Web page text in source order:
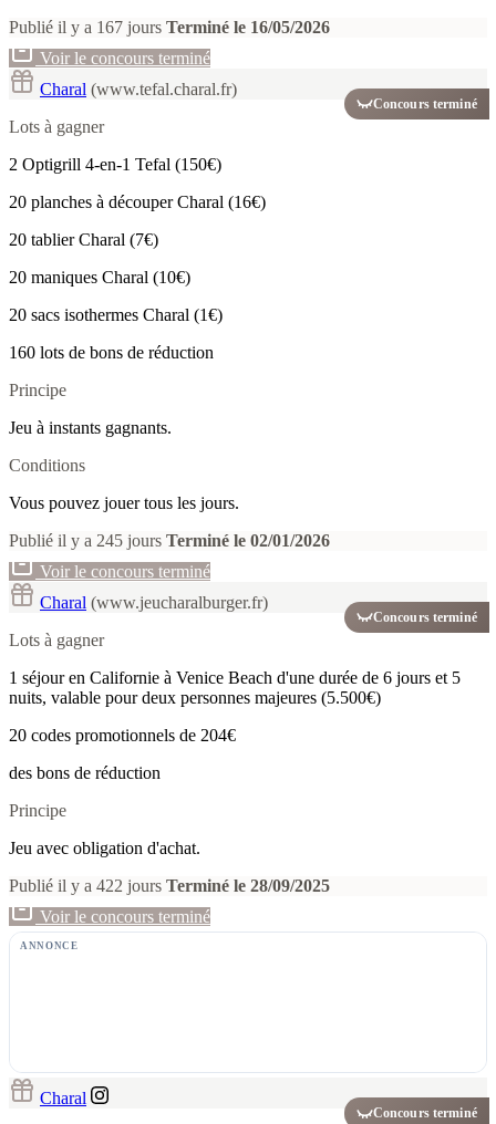
Publié il y a 167 jours Terminé le 16/05/2026
Voir le concours terminé
Concours terminé
Charal (www.tefal.charal.fr)
Lots à gagner
2 Optigrill 4-en-1 Tefal (150€)
20 planches à découper Charal (16€)
20 tablier Charal (7€)
20 maniques Charal (10€)
20 sacs isothermes Charal (1€)
160 lots de bons de réduction
Principe
Jeu à instants gagnants.
Conditions
Vous pouvez jouer tous les jours.
Publié il y a 245 jours Terminé le 02/01/2026
Voir le concours terminé
Concours terminé
Charal (www.jeucharalburger.fr)
Lots à gagner
1 séjour en Californie à Venice Beach d'une durée de 6 jours et 5
nuits, valable pour deux personnes majeures (5.500€)
20 codes promotionnels de 204€
des bons de réduction
Principe
Jeu avec obligation d'achat.
Publié il y a 422 jours Terminé le 28/09/2025
Voir le concours terminé
ANNONCE
Concours terminé
Charal